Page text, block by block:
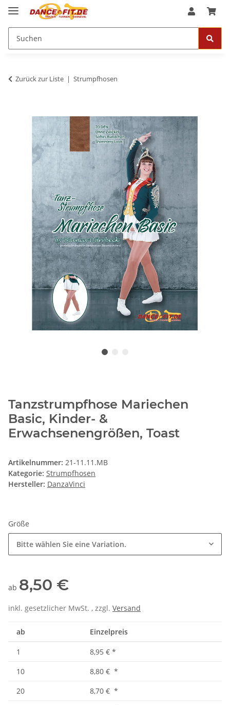
Zurück zur Liste Strumpfhosen
Tanzstrumpfhose Mariechen
Basic, Kinder- &
Erwachsenengrößen, Toast
Artikelnummer: 21-11.11.MB
Kategorie: Strumpfhosen
Hersteller: DanzaVinci
Größe
Bitte wählen Sie eine Variation.
ab 8,50 €
inkl. gesetzlicher MwSt. , zzgl. Versand
ab Einzelpreis
1 8,95 € *
10
8,80 € *
20
8,70 € *